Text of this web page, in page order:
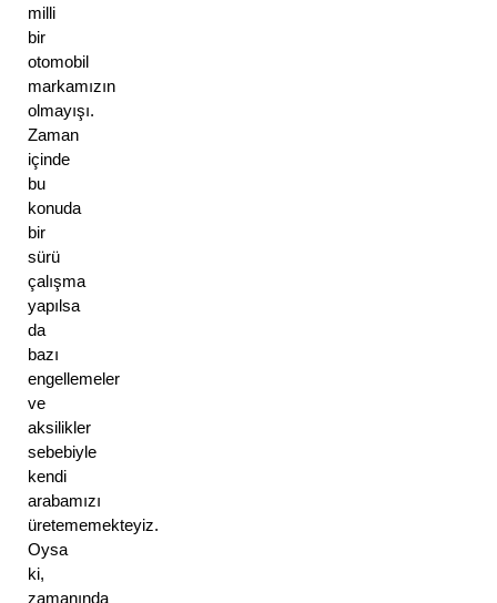
milli
bir
otomobil
markamızın
olmayışı.
Zaman
içinde
bu
konuda
bir
sürü
çalışma
yapılsa
da
bazı
engellemeler
ve
aksilikler
sebebiyle
kendi
arabamızı
üretememekteyiz.
Oysa
ki,
zamanında